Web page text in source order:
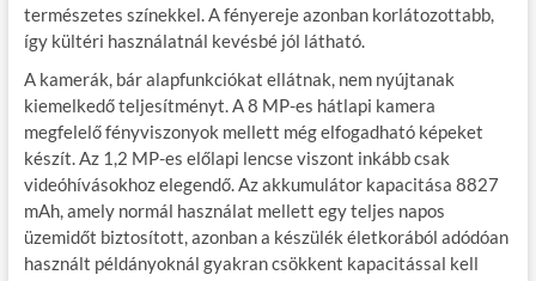
természetes színekkel. A fényereje azonban korlátozottabb,
így kültéri használatnál kevésbé jól látható.
A kamerák, bár alapfunkciókat ellátnak, nem nyújtanak
kiemelkedő teljesítményt. A 8 MP-es hátlapi kamera
megfelelő fényviszonyok mellett még elfogadható képeket
készít. Az 1,2 MP-es előlapi lencse viszont inkább csak
videóhívásokhoz elegendő. Az akkumulátor kapacitása 8827
mAh, amely normál használat mellett egy teljes napos
üzemidőt biztosított, azonban a készülék életkorából adódóan
használt példányoknál gyakran csökkent kapacitással kell